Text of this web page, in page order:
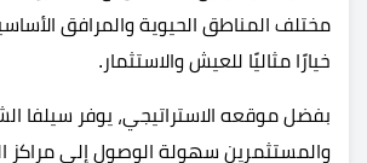
مختلف المناطق الحيوية والمرافق
خيارًا مثاليًا للعيش والاستثمار.
بفضل موقعه الاستراتيجي، يوفر سيلفا
والمستثمرين سهولة الوصول إلى مراكز